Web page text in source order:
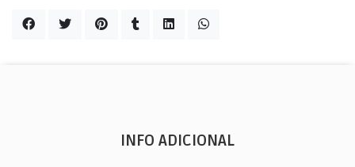
INFO ADICIONAL